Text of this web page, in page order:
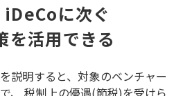
に次ぐ
を活用できる
説明すると、対象のベンチャー
税制上の優遇(節税)を受けら